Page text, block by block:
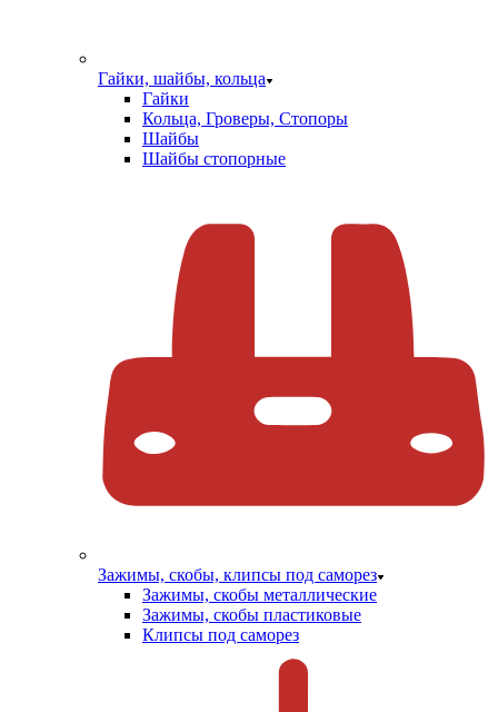
Гайки, шайбы, кольца
Гайки
Кольца, Гроверы, Стопоры
Шайбы
Шайбы стопорные
Зажимы, скобы, клипсы под саморез
Зажимы, скобы металлические
Зажимы, скобы пластиковые
Клипсы под саморез